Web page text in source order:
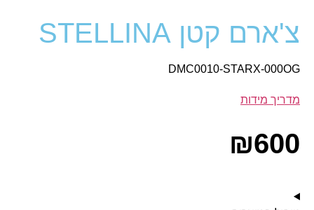
צ'ארם קטן STELLINA
DMC0010-STARX-000OG
מדריך מידות
₪600